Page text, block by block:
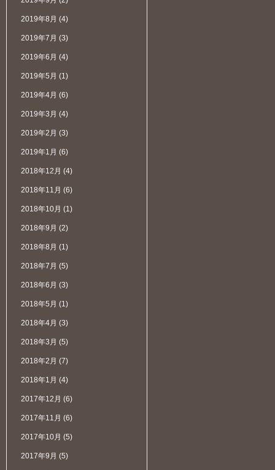
2019年8月 (4)
2019年7月 (3)
2019年6月 (4)
2019年5月 (1)
2019年4月 (6)
2019年3月 (4)
2019年2月 (3)
2019年1月 (6)
2018年12月 (4)
2018年11月 (6)
2018年10月 (1)
2018年9月 (2)
2018年8月 (1)
2018年7月 (5)
2018年6月 (3)
2018年5月 (1)
2018年4月 (3)
2018年3月 (5)
2018年2月 (7)
2018年1月 (4)
2017年12月 (6)
2017年11月 (6)
2017年10月 (5)
2017年9月 (5)